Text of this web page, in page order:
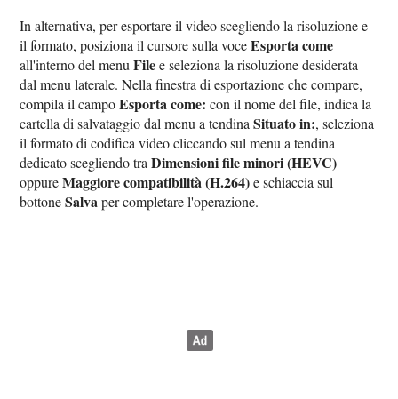
In alternativa, per esportare il video scegliendo la risoluzione e
il formato, posiziona il cursore sulla voceEsporta come
all'interno del menuFilee seleziona la risoluzione desiderata
dal menu laterale. Nella finestra di esportazione che compare,
compila il campoEsporta come: con il nome del file, indica la
cartella di salvataggio dal menu a tendinaSituato in:, seleziona
il formato di codifica video cliccando sul menu a tendina
dedicato scegliendo traDimensioni file minori (HEVC)
oppureMaggiore compatibilità (H.264)e schiaccia sul
bottoneSalvaper completare l'operazione.